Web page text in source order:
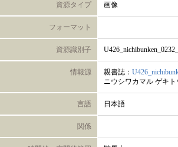
資源タイプ 画像
フォーマット
資源識別子
情報源 親書誌：
ニウシワカマル ゲキ
言語 日本語
関係